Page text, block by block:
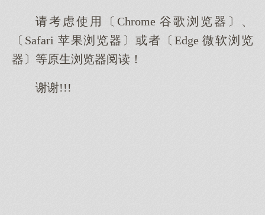
请考虑使用〔Chrome 谷歌浏览器〕、
〔Safari 苹果浏览器〕或者〔Edge 微软浏览
器〕等原生浏览器阅读！
谢谢!!!